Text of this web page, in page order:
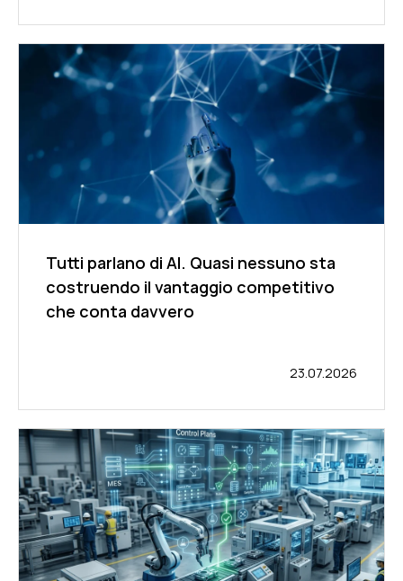
Tutti parlano di AI. Quasi nessuno sta
costruendo il vantaggio competitivo
che conta davvero
23.07.2026